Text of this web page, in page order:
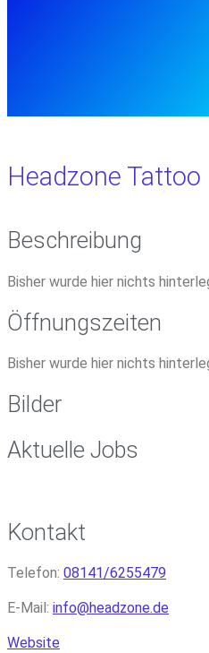
Headzone Tattoo
Beschreibung
Bisher wurde hier nichts
Öffnungszeiten
Bisher wurde hier nichts
Bilder
Aktuelle Jobs
Kontakt
Telefon: 08141/6255479
E-Mail: info@headzone.de
Website